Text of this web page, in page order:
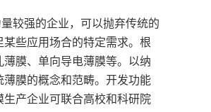
较强的企业，可以抛弃传统的
些应用场合的特定需求。根
膜、单向导电薄膜等。以纳
膜的概念和范畴。开发功能
产企业可联合高校和科研院